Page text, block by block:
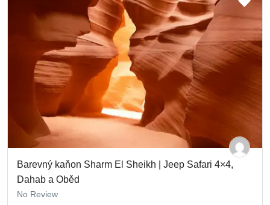
Barevný kaňon Sharm El Sheikh | Jeep Safari 4×4,
Dahab a Oběd
No Review